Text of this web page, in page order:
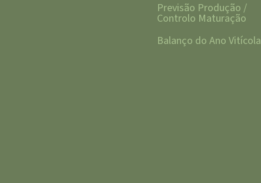
Previsão Produção /
Controlo Maturação
Balanço do Ano Vitícola